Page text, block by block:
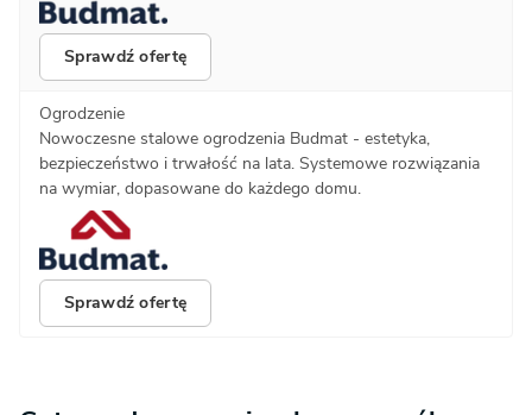
Sprawdź ofertę
Ogrodzenie
Nowoczesne stalowe ogrodzenia Budmat - estetyka,
bezpieczeństwo i trwałość na lata. Systemowe rozwiązania
na wymiar, dopasowane do każdego domu.
Sprawdź ofertę